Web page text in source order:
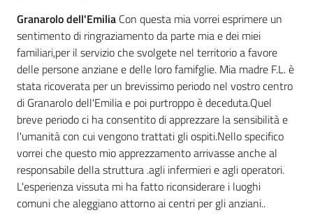
Granarolo dell'Emilia Con questa mia vorrei esprimere un
sentimento di ringraziamento da parte mia e dei miei
familiari,per il servizio che svolgete nel territorio a favore
delle persone anziane e delle loro famifglie. Mia madre F.L. è
stata ricoverata per un brevissimo periodo nel vostro centro
di Granarolo dell'Emilia e poi purtroppo è deceduta.Quel
breve periodo ci ha consentito di apprezzare la sensibilità e
l'umanità con cui vengono trattati gli ospiti.Nello specifico
vorrei che questo mio apprezzamento arrivasse anche al
responsabile della struttura .agli infermieri e agli operatori.
L'esperienza vissuta mi ha fatto riconsiderare i luoghi
comuni che aleggiano attorno ai centri per gli anziani..